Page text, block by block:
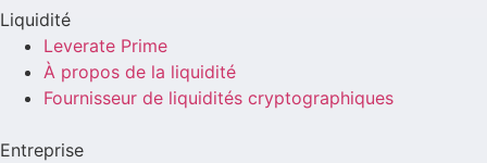
Liquidité
Leverate Prime
À propos de la liquidité
Fournisseur de liquidités cryptographiques
Entreprise